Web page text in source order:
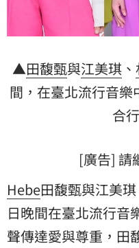
▲田馥甄與江美琪、
間，在臺北流行音
合
[廣告] 請
Hebe田馥甄與江美
日晚間在臺北流行音
聲傳達愛與尊重 ，田